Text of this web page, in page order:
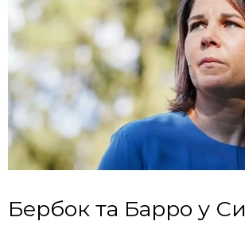
Бербок та Барро у